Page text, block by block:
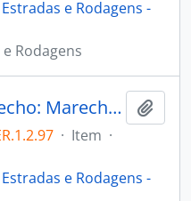
e Rodagens -
Rodagens
BR-31/ES - Jabaeté - Trecho: Marechal Floriano. Firma: Cia. Mineira Obras S.A
· Item ·
e Rodagens -